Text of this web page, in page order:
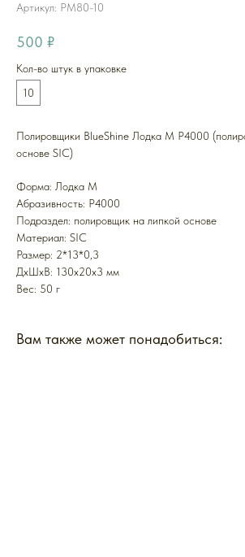
Артикул: PM80-10
500 ₽
Кол-во штук в упаковке
10
Полировщики BlueShine Лодка M P4000
основе SIC)
Форма: Лодка M
Абразивность: P4000
Подраздел: полировщик на липкой основе
Материал: SIC
Размер: 2*13*0,3
ДxШxВ: 130x20x3 мм
Вес: 50 г
Вам также может понадобиться: